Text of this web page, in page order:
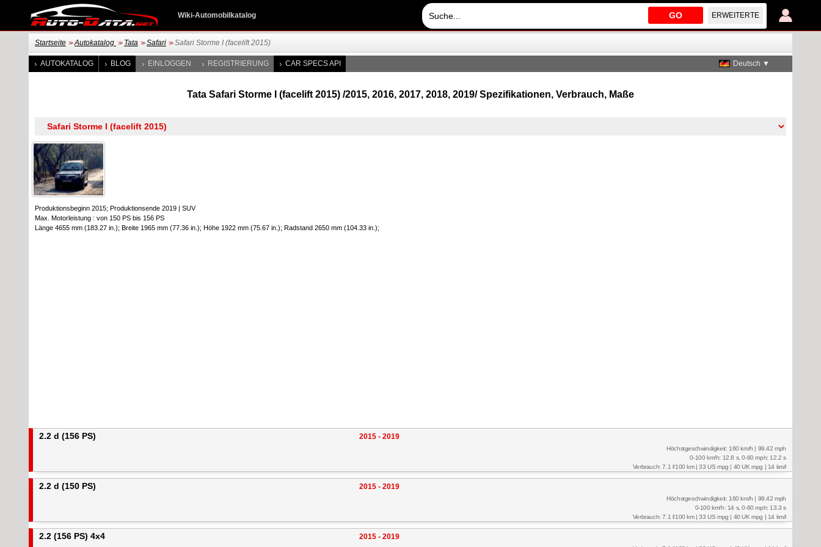
GO ERWEITERTE
Wiki-Automobilkatalog
Startseite >> Autokatalog >> Tata >> Safari >> Safari Storme I (facelift 2015)
AUTOKATALOG BLOG EINLOGGEN REGISTRIERUNG CAR SPECS API Deutsch ▼
Tata Safari Storme I (facelift 2015) /2015, 2016, 2017, 2018, 2019/ Spezifikationen, Verbrauch, Maße
Produktionsbeginn 2015; Produktionsende 2019 | SUV
Max. Motorleistung : von 150 PS bis 156 PS
Länge 4655 mm (183.27 in.); Breite 1965 mm (77.36 in.); Höhe 1922 mm (75.67 in.); Radstand 2650 mm (104.33 in.);
2.2 d (156 PS) 2015 - 2019
Höchstgeschwindigkeit: 160 km/h | 99.42 mph
0-100 km/h: 12.8 s, 0-60 mph: 12.2 s
Verbrauch: 7.1 l/100 km | 33 US mpg | 40 UK mpg | 14 km/l
2.2 d (150 PS) 2015 - 2019
Höchstgeschwindigkeit: 160 km/h | 99.42 mph
0-100 km/h: 14 s, 0-60 mph: 13.3 s
Verbrauch: 7.1 l/100 km | 33 US mpg | 40 UK mpg | 14 km/l
2.2 (156 PS) 4x4 2015 - 2019